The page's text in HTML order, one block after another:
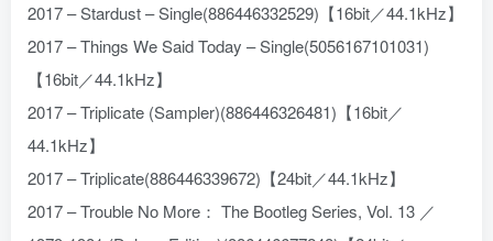
2017 – Stardust – Single(886446332529)【16bit／44.1kHz】
2017 – Things We Said Today – Single(5056167101031)
【16bit／44.1kHz】
2017 – Triplicate (Sampler)(886446326481)【16bit／
44.1kHz】
2017 – Triplicate(886446339672)【24bit／44.1kHz】
2017 – Trouble No More： The Bootleg Series, Vol. 13 ／